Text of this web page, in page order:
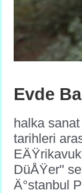
Evde
halka
tarihleri
DüÅŸer''
Ä°stanbul